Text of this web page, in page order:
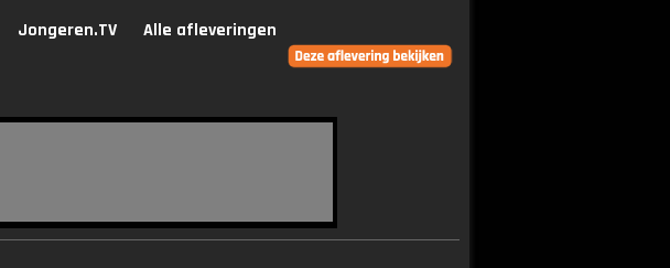
Jongeren.TV Alle afleveringen